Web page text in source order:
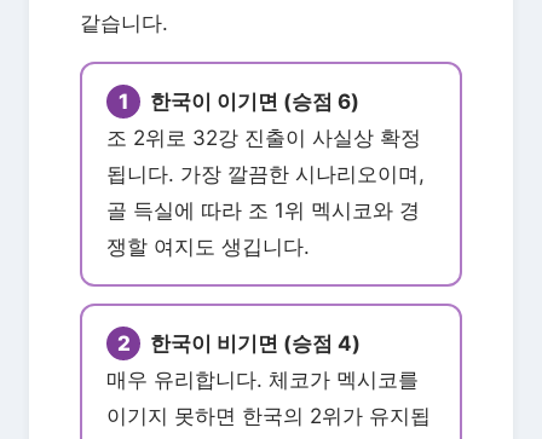
같습니다.
1
한국이 이기면 (승점 6)
조 2위로 32강 진출이 사실상 확정
됩니다. 가장 깔끔한 시나리오이며,
골 득실에 따라 조 1위 멕시코와 경
쟁할 여지도 생깁니다.
2
한국이 비기면 (승점 4)
매우 유리합니다. 체코가 멕시코를
이기지 못하면 한국의 2위가 유지됩